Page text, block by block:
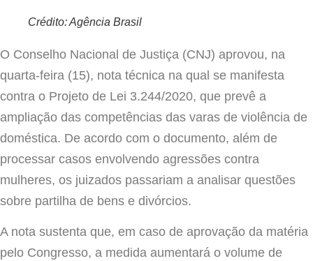
Crédito: Agência Brasil
O Conselho Nacional de Justiça (CNJ) aprovou, na
quarta-feira (15), nota técnica na qual se manifesta
contra o Projeto de Lei 3.244/2020, que prevê a
ampliação das competências das varas de violência de
doméstica. De acordo com o documento, além de
processar casos envolvendo agressões contra
mulheres, os juizados passariam a analisar questões
sobre partilha de bens e divórcios.
A nota sustenta que, em caso de aprovação da matéria
pelo Congresso, a medida aumentará o volume de